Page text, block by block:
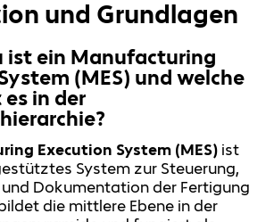
und Grundlagen
ist ein Manufacturing
(MES) und welche
in der
Execution System (MES) ist
System zur Steuerung,
Dokumentation der Fertigung
die mittlere Ebene in der